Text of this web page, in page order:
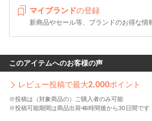
マイブランドの登録
新商品やセール等、ブランドのお得な情
このアイテムへのお客様の声
レビュー投稿で最大2,000ポイント
※投稿は（対象商品の）ご購入者のみ可能
※投稿可能期間は商品出荷48時間後から30日間です